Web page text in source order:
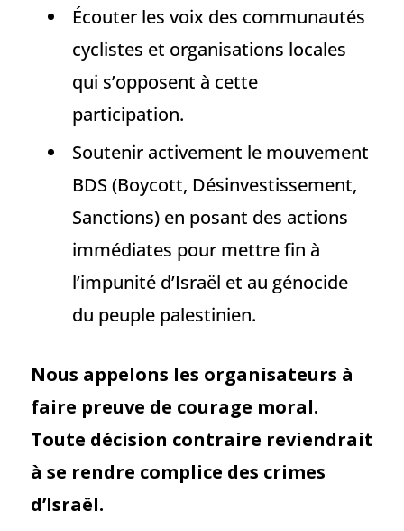
Écouter les voix des communautés
cyclistes et organisations locales
qui s’opposent à cette
participation.
Soutenir activement le mouvement
BDS (Boycott, Désinvestissement,
Sanctions) en posant des actions
immédiates pour mettre fin à
l’impunité d’Israël et au génocide
du peuple palestinien.
​​Nous appelons les organisateurs à
faire preuve de courage moral.
Toute décision contraire reviendrait
à se rendre complice des crimes
d’Israël.